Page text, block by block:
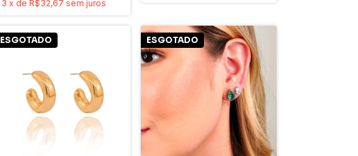
3 x de R$32,67 sem juros
ESGOTADO ESGOTADO